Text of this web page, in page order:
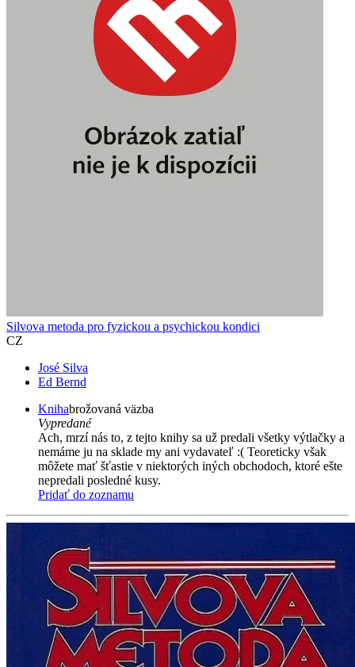
Silvova metoda pro fyzickou a psychickou kondici
CZ
José Silva
Ed Bernd
Knihabrožovaná väzba
Vypredané
Ach, mrzí nás to, z tejto knihy sa už predali všetky výtlačky a
nemáme ju na sklade my ani vydavateľ :( Teoreticky však
môžete mať šťastie v niektorých iných obchodoch, ktoré ešte
nepredali posledné kusy.
Pridať do zoznamu